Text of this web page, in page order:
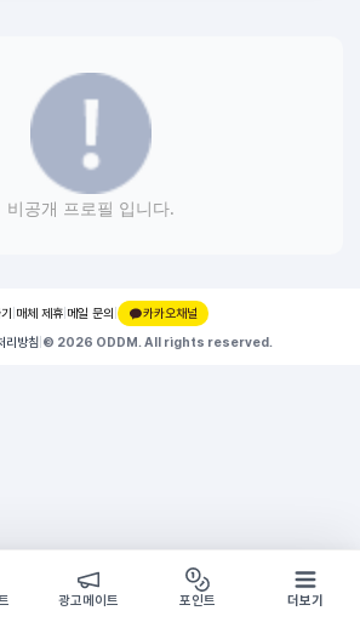
비공개 프로필 입니다.
매체 제휴 메일 문의 |
카카오채널
리방침 © 2026 ODDM. All rights reserved.
쇼핑몰 구경하기
방문시 1G
광고메이트 포인트 더보기